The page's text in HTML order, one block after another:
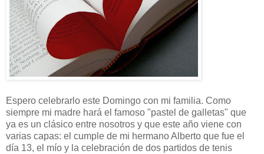
Espero celebrarlo este Domingo con mi familia. Como
siempre mi madre hará el famoso "pastel de galletas" que
ya es un clásico entre nosotros y que este año viene con
varias capas: el cumple de mi hermano Alberto que fue el
día 13, el mío y la celebración de dos partidos de tenis